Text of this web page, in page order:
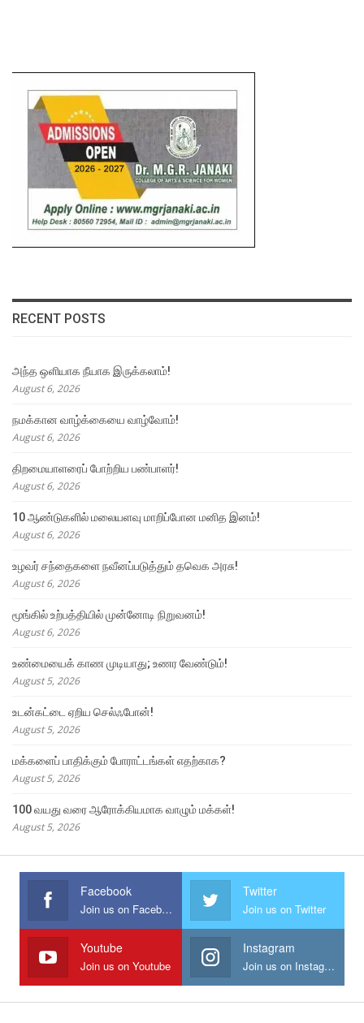
RECENT POSTS
அந்த ஒளியாக நீயாக இருக்கலாம்!
August 6, 2026
நமக்கான வாழ்க்கையை வாழ்வோம்!
August 6, 2026
திறமையாளரைப் போற்றிய பண்பாளர்!
August 6, 2026
10 ஆண்டுகளில் மலையளவு மாறிப்போன மனித இனம்!
August 6, 2026
உழவர் சந்தைகளை நவீனப்படுத்தும் தவெக அரசு!
August 6, 2026
மூங்கில் உற்பத்தியில் முன்னோடி நிறுவனம்!
August 6, 2026
உண்மையைக் காண முடியாது; உணர வேண்டும்!
August 5, 2026
உடன்கட்டை ஏறிய செல்ஃபோன்!
August 5, 2026
மக்களைப் பாதிக்கும் போராட்டங்கள் எதற்காக?
August 5, 2026
100 வயது வரை ஆரோக்கியமாக வாழும் மக்கள்!
August 5, 2026
Facebook
Join us on Facebook
Twitter
Join us on Twitter
Youtube
Join us on Youtube
Instagram
Join us on Instagram